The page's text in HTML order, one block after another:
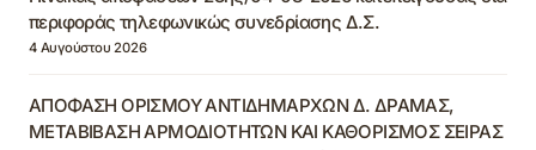
περιφοράς τηλεφωνικώς συνεδρίασης Δ.Σ.
4 Αυγούστου 2026
ΑΠΟΦΑΣΗ ΟΡΙΣΜΟΥ ΑΝΤΙΔΗΜΑΡΧΩΝ Δ. ΔΡΑΜΑΣ,
ΜΕΤΑΒΙΒΑΣΗ ΑΡΜΟΔΙΟΤΗΤΩΝ ΚΑΙ ΚΑΘΟΡΙΣΜΟΣ ΣΕΙΡΑΣ